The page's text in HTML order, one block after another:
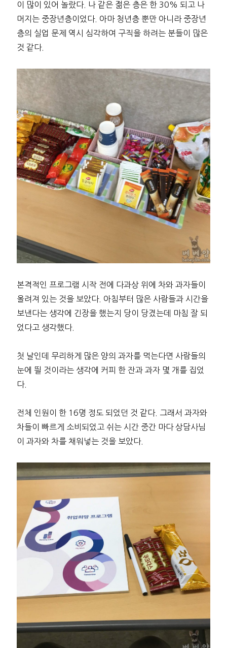
이 많이 있어 놀랐다. 나 같은 젊은 층은 한 30% 되고 나
머지는 중장년층이었다. 아마 청년층 뿐만 아니라 중장년
층의 실업 문제 역시 심각하여 구직을 하려는 분들이 많은
것 같다.
본격적인 프로그램 시작 전에 다과상 위에 차와 과자들이
올려져 있는 것을 보았다. 아침부터 많은 사람들과 시간을
보낸다는 생각에 긴장을 했는지 당이 당겼는데 마침 잘 되
었다고 생각했다.
첫 날인데 무리하게 많은 양의 과자를 먹는다면 사람들의
눈에 띌 것이라는 생각에 커피 한 잔과 과자 몇 개를 집었
다.
전체 인원이 한 16명 정도 되었던 것 같다. 그래서 과자와
차들이 빠르게 소비되었고 쉬는 시간 중간 마다 상담사님
이 과자와 차를 채워넣는 것을 보았다.